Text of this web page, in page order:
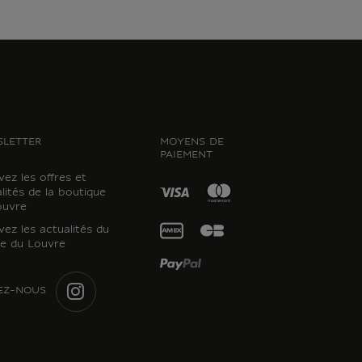
les offres et
de la boutique
les actualités du
du Louvre
NOUS
MOYENS DE
PAIEMENT